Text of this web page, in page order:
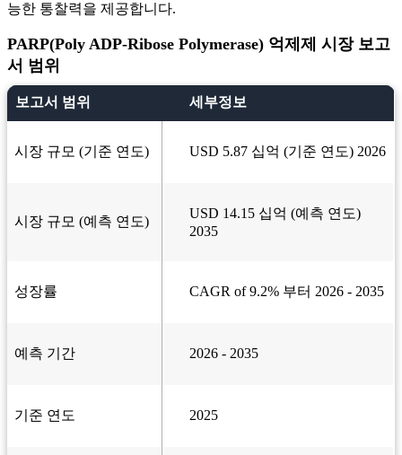
능한 통찰력을 제공합니다.
PARP(Poly ADP-Ribose Polymerase) 억제제 시장 보고
서 범위
보고서 범위 세부정보
시장 규모 (기준 연도) USD 5.87 십억 (기준 연도) 2026
시장 규모 (예측 연도)
USD 14.15 십억 (예측 연도)
2035
성장률 CAGR of 9.2% 부터 2026 - 2035
예측 기간 2026 - 2035
기준 연도 2025